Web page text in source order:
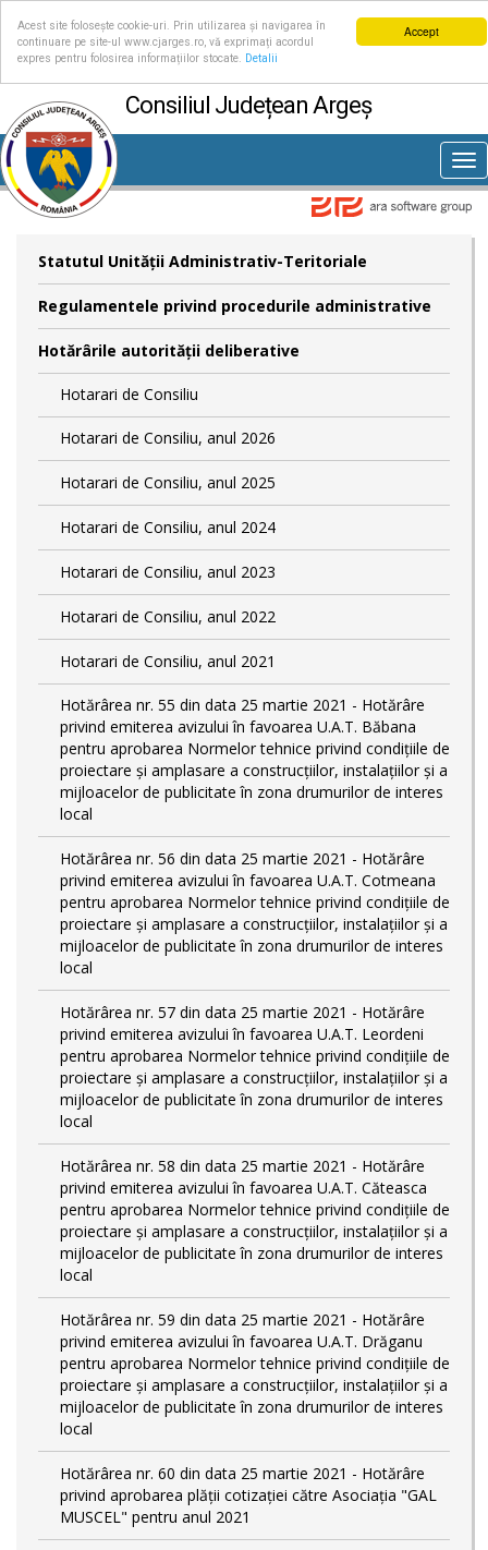
Accept
Acest site folosește cookie-uri. Prin utilizarea și navigarea în
continuare pe site-ul www.cjarges.ro, vă exprimați acordul
expres pentru folosirea informațiilor stocate.
Detalii
Consiliul Județean Argeș
Statutul Unităţii Administrativ-Teritoriale
Regulamentele privind procedurile administrative
Hotărârile autorităţii deliberative
Hotarari de Consiliu
Hotarari de Consiliu, anul 2026
Hotarari de Consiliu, anul 2025
Hotarari de Consiliu, anul 2024
Hotarari de Consiliu, anul 2023
Hotarari de Consiliu, anul 2022
Hotarari de Consiliu, anul 2021
Hotărârea nr. 55 din data 25 martie 2021 - Hotărâre
privind emiterea avizului în favoarea U.A.T. Băbana
pentru aprobarea Normelor tehnice privind condiţiile de
proiectare şi amplasare a construcţiilor, instalaţiilor şi a
mijloacelor de publicitate în zona drumurilor de interes
local
Hotărârea nr. 56 din data 25 martie 2021 - Hotărâre
privind emiterea avizului în favoarea U.A.T. Cotmeana
pentru aprobarea Normelor tehnice privind condiţiile de
proiectare şi amplasare a construcţiilor, instalaţiilor şi a
mijloacelor de publicitate în zona drumurilor de interes
local
Hotărârea nr. 57 din data 25 martie 2021 - Hotărâre
privind emiterea avizului în favoarea U.A.T. Leordeni
pentru aprobarea Normelor tehnice privind condiţiile de
proiectare şi amplasare a construcţiilor, instalaţiilor şi a
mijloacelor de publicitate în zona drumurilor de interes
local
Hotărârea nr. 58 din data 25 martie 2021 - Hotărâre
privind emiterea avizului în favoarea U.A.T. Căteasca
pentru aprobarea Normelor tehnice privind condiţiile de
proiectare şi amplasare a construcţiilor, instalaţiilor şi a
mijloacelor de publicitate în zona drumurilor de interes
local
Hotărârea nr. 59 din data 25 martie 2021 - Hotărâre
privind emiterea avizului în favoarea U.A.T. Drăganu
pentru aprobarea Normelor tehnice privind condiţiile de
proiectare şi amplasare a construcţiilor, instalaţiilor şi a
mijloacelor de publicitate în zona drumurilor de interes
local
Hotărârea nr. 60 din data 25 martie 2021 - Hotărâre
privind aprobarea plății cotizației către Asociația "GAL
MUSCEL" pentru anul 2021